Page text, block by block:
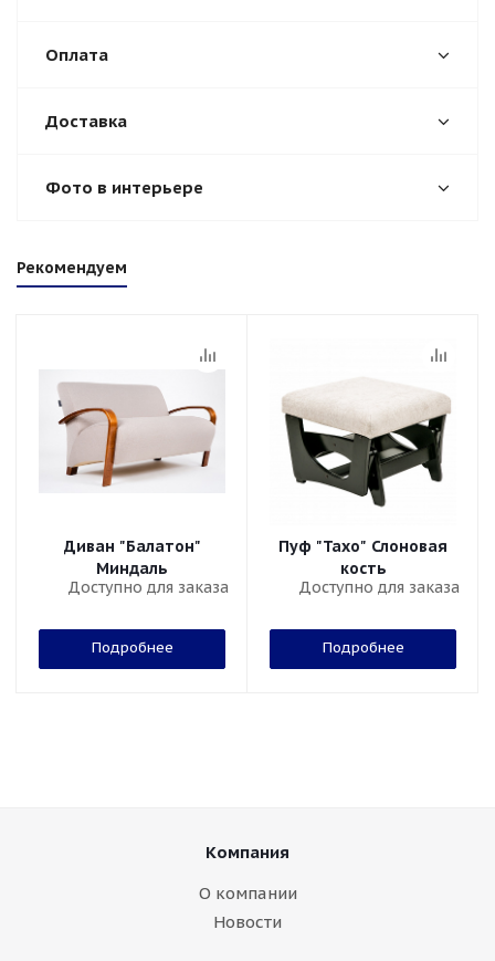
Оплата
Доставка
Фото в интерьере
Рекомендуем
Диван "Балатон"
Миндаль
Доступно для заказа
Подробнее
Пуф "Тахо" Слоновая
кость
Доступно для заказа
Подробнее
Компания
О компании
Новости